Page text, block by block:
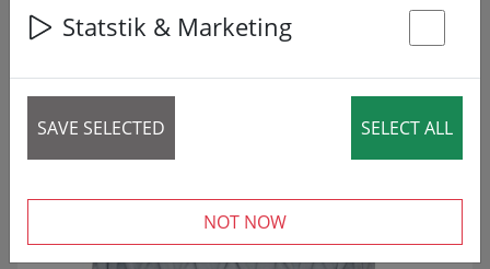
9 articlesStatstik & Marketing
SAVE SELECTED SELECT ALL
NOT NOW